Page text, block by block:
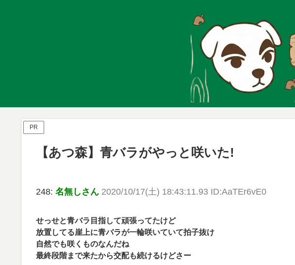
PR
【あつ森】青バラがやっと咲いた!
248: 名無しさん 2020/10/17(土) 18:43:11.93 ID:AaTEr6vE0
せっせと青バラ目指して頑張ってたけど
放置してる崖上に青バラが一輪咲いていて拍子抜け
自然でも咲くものなんだね
最終段階まで来たから交配も続けるけどさー